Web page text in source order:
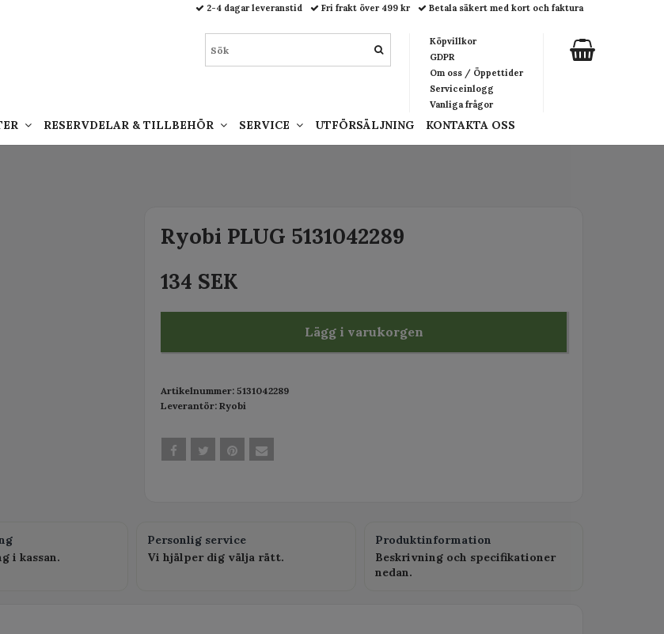
Ryobi PLUG 5131042289
134 SEK
Lägg i varukorgen
Artikelnummer: 5131042289
Leverantör: Ryobi
i kassan.
Personlig service
Vi hjälper dig välja rätt.
Produktinformation
Beskrivning och specifikationer
nedan.
2-4 dagar leveranstid Fri frakt över 499 kr Betala säkert med kort och faktura
Köpvillkor
GDPR
Om oss / Öppettider
Serviceinlogg
Vanliga frågor
RESERVDELAR & TILLBEHÖR SERVICE UTFÖRSÄLJNING KONTAKTA OSS